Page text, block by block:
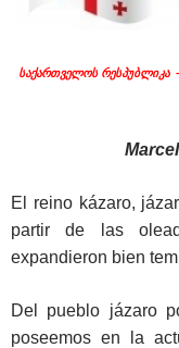
საქართველოს რესპუბლიკა
El reino kázaro,
partir de las
expandieron bien
Del pueblo jázaro
poseemos en la